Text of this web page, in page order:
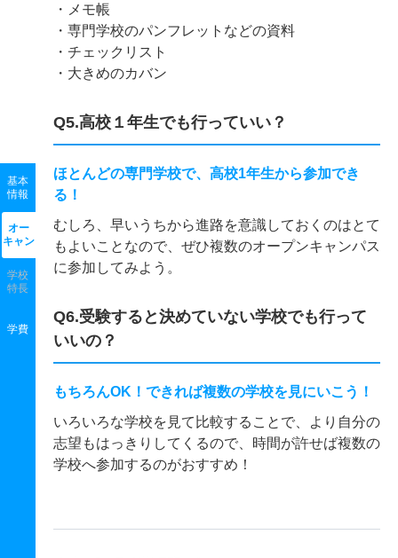
基本
情報
オー
キャン
学校
特長
学費
・メモ帳
・専門学校のパンフレットなどの資料
・チェックリスト
・大きめのカバン
Q5.高校１年生でも行っていい？
ほとんどの専門学校で、高校1年生から参加でき
る！
むしろ、早いうちから進路を意識しておくのはとて
もよいことなので、ぜひ複数のオープンキャンパス
に参加してみよう。
Q6.受験すると決めていない学校でも行って
いいの？
もちろんOK！できれば複数の学校を見にいこう！
いろいろな学校を見て比較することで、より自分の
志望もはっきりしてくるので、時間が許せば複数の
学校へ参加するのがおすすめ！